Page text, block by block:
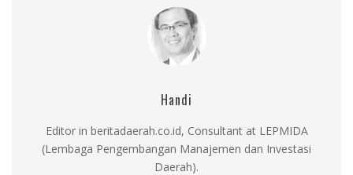
Handi
Editor in beritadaerah.co.id, Consultant at LEPMIDA
(Lembaga Pengembangan Manajemen dan Investasi
Daerah).